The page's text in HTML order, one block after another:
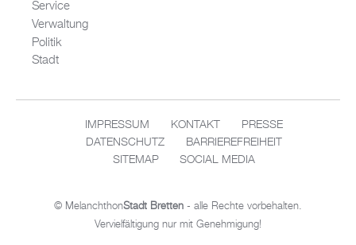
Service
Verwaltung
Politik
Stadt
IMPRESSUM KONTAKT
PRESSE
DATENSCHUTZ
BARRIEREFREIHEIT
SITEMAP
SOCIAL MEDIA
© MelanchthonStadt Bretten - alle Rechte vorbehalten.
Vervielfältigung nur mit Genehmigung!